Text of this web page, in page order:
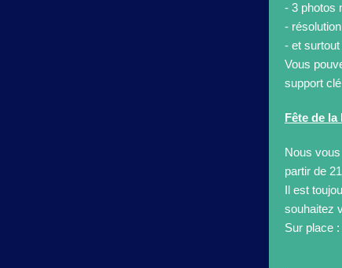
- 3 photos
-
- et
Vous
support
Fête de
Nous
partir de
Il est
souhaitez
Sur place